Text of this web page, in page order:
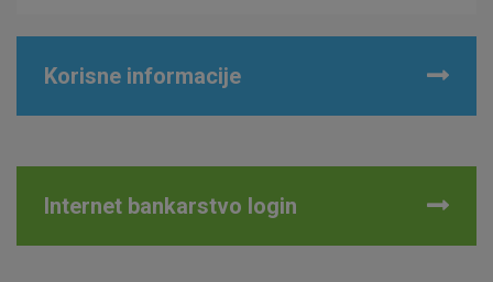
Korisne informacije
Internet bankarstvo login